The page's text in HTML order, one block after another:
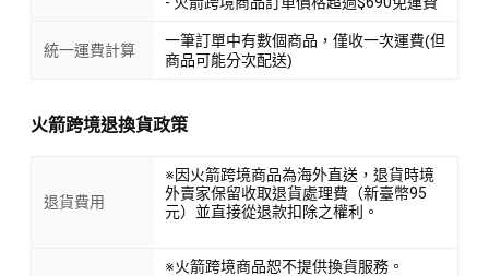
統一運費計算
一筆訂單中有數個商品，僅收一次運費(但
商品可能分次配送)
火箭跨境退換貨政策
退貨費用
※因火箭跨境商品為海外直送，退貨時境
外賣家保留收取退貨處理費（新臺幣95
元）並直接從退款扣除之權利。
※火箭跨境商品恕不提供換貨服務。